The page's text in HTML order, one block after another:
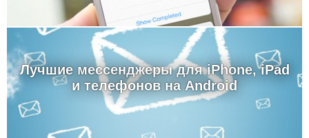
Лучшие мессенджеры для iPhone, iPad
и телефонов на Android